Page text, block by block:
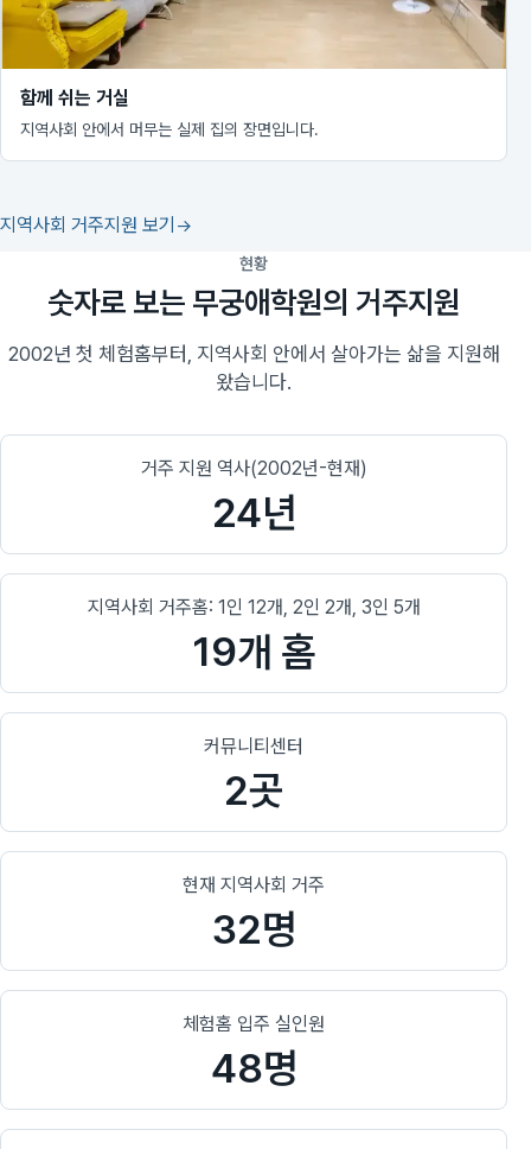
함께 쉬는 거실
지역사회 안에서 머무는 실제 집의 장면입니다.
지역사회 거주지원 보기
현황
숫자로 보는 무궁애학원의 거주지원
2002년 첫 체험홈부터, 지역사회 안에서 살아가는 삶을 지원해
왔습니다.
거주 지원 역사(2002년-현재)
24년
지역사회 거주홈: 1인 12개, 2인 2개, 3인 5개
19개 홈
커뮤니티센터
2곳
현재 지역사회 거주
32명
체험홈 입주 실인원
48명